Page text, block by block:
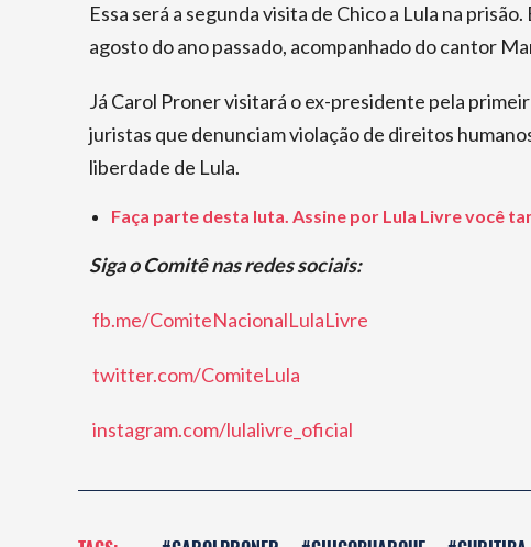
Essa será a segunda visita de Chico a Lula na
agosto do ano passado, acompanhado do cantor
Já Carol Proner visitará o ex-presidente pela
juristas que denunciam violação de direitos
liberdade de Lula.
Faça parte desta luta. Assine por Lula Livre você
Siga o Comitê nas redes sociais:
fb.me/ComiteNacionalLulaLivre
twitter.com/ComiteLula
instagram.com/lulalivre_oficial